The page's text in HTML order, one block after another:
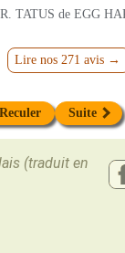
TATUS de EGG
Lire nos 271 avis →
Suite
(traduit en